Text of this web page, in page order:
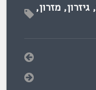
,גיזרון,מזרון,